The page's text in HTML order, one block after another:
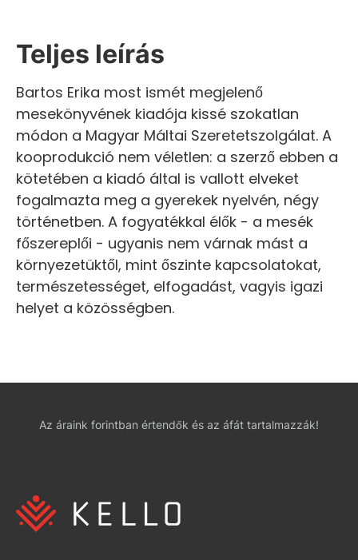
Teljes leírás
Bartos Erika most ismét megjelenő
mesekönyvének kiadója kissé szokatlan
módon a Magyar Máltai Szeretetszolgálat. A
kooprodukció nem véletlen: a szerző ebben a
kötetében a kiadó által is vallott elveket
fogalmazta meg a gyerekek nyelvén, négy
történetben. A fogyatékkal élők - a mesék
főszereplői - ugyanis nem várnak mást a
környezetüktől, mint őszinte kapcsolatokat,
természetességet, elfogadást, vagyis igazi
helyet a közösségben.
Az áraink forintban értendők és az áfát tartalmazzák!